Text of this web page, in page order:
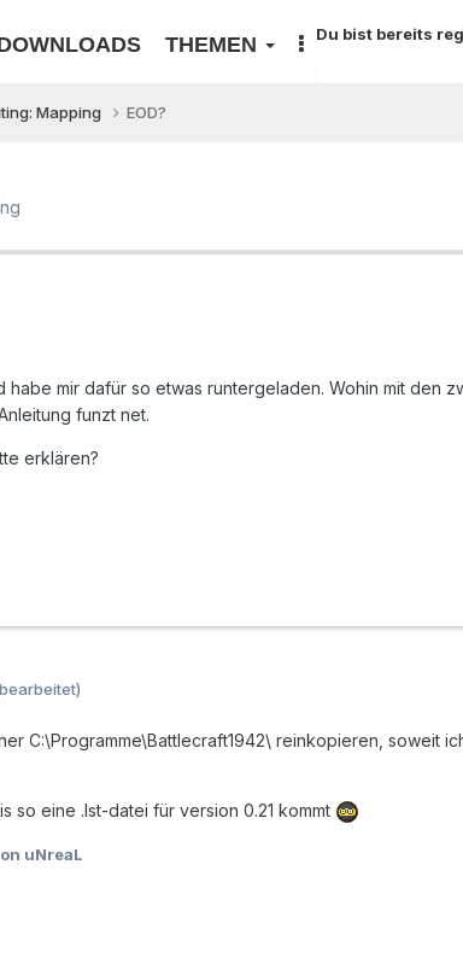
THEMEN Du bist bereits
Mapping EOD?
habe mir dafür so etwas runtergeladen. Wohin mit den
funzt net.
erklären?
C:\Programme\Battlecraft1942\ reinkopieren, soweit
so eine .lst-datei für version 0.21 kommt
uNreaL